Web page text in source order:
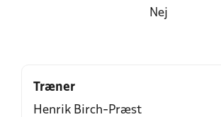
Nej
Træner
Henrik Birch-Præst